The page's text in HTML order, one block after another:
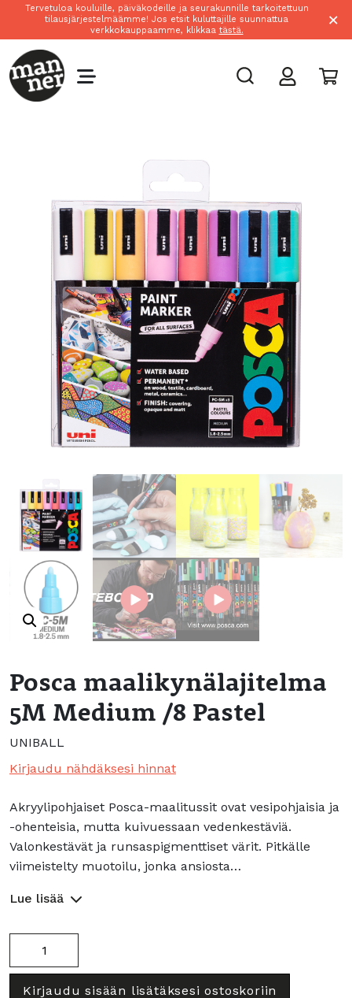
Tervetuloa kouluille, päiväkodeille ja seurakunnille tarkoitettuun
tilausjärjestelmäämme! Jos etsit kuluttajille suunnattua
verkkokauppaamme, klikkaa tästä. ×
Posca maalikynälajitelma
5M Medium /8 Pastel
UNIBALL
Kirjaudu nähdäksesi hinnat
Akryylipohjaiset Posca-maalitussit ovat vesipohjaisia ja
-ohenteisia, mutta kuivuessaan vedenkestäviä.
Valonkestävät ja runsaspigmenttiset värit. Pitkälle
viimeistelty muotoilu, jonka ansiosta…
Lue lisää
Kirjaudu sisään lisätäksesi ostoskoriin